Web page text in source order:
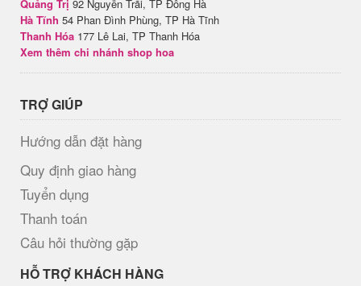
Quảng Trị 92 Nguyễn Trãi, TP Đông Hà
Hà Tĩnh 54 Phan Đình Phùng, TP Hà Tĩnh
Thanh Hóa 177 Lê Lai, TP Thanh Hóa
Xem thêm chi nhánh shop hoa
TRỢ GIÚP
Hướng dẫn đặt hàng
Quy định giao hàng
Tuyển dụng
Thanh toán
Câu hỏi thường gặp
HỖ TRỢ KHÁCH HÀNG